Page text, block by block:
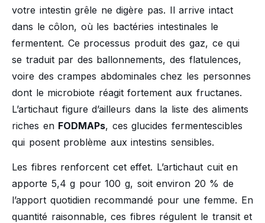
votre intestin grêle ne digère pas. Il arrive intact
dans le côlon, où les bactéries intestinales le
fermentent. Ce processus produit des gaz, ce qui
se traduit par des ballonnements, des flatulences,
voire des crampes abdominales chez les personnes
dont le microbiote réagit fortement aux fructanes.
L’artichaut figure d’ailleurs dans la liste des aliments
riches en FODMAPs, ces glucides fermentescibles
qui posent problème aux intestins sensibles.
Les fibres renforcent cet effet. L’artichaut cuit en
apporte 5,4 g pour 100 g, soit environ 20 % de
l’apport quotidien recommandé pour une femme. En
quantité raisonnable, ces fibres régulent le transit et